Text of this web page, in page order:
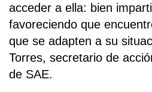
acceder a ella: bien
favoreciendo que
que se adapten a su
Torres, secretario de
de SAE.